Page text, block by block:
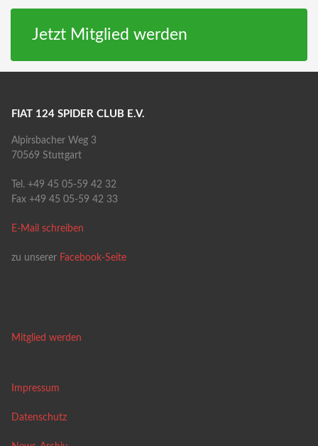
Jetzt Mitglied werden
FIAT 124 SPIDER CLUB E.V.
Alpirsbacher Weg 3
70569 Stuttgart
Tel. +49 45 05-59 42 32
Fax +49 45 05-59 42 33
E-Mail schreiben
zu unserer Facebook-Seite
Mitglied werden
Impressum
Datenschutz